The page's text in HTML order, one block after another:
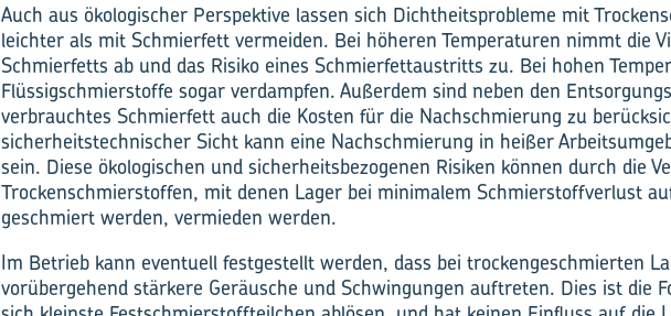
Auch aus ökologischer Perspektive lassen sich Dichtheitsprobleme mit
leichter als mit Schmierfett vermeiden. Bei höheren Temperaturen nimmt die
Schmierfetts ab und das Risiko eines Schmierfettaustritts zu. Bei hohen
Flüssigschmierstoffe sogar verdampfen. Außerdem sind neben den
verbrauchtes Schmierfett auch die Kosten für die Nachschmierung zu
sicherheitstechnischer Sicht kann eine Nachschmierung in heißer
sein. Diese ökologischen und sicherheitsbezogenen Risiken können durch die
Trockenschmierstoffen, mit denen Lager bei minimalem Schmierstoffverlust
geschmiert werden, vermieden werden.
Im Betrieb kann eventuell festgestellt werden, dass bei trockengeschmierten
vorübergehend stärkere Geräusche und Schwingungen auftreten. Dies ist die